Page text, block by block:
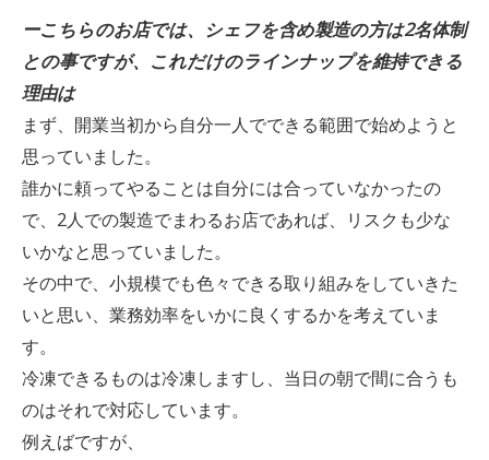
ーこちらのお店では、シェフを含め製造の方は2名体制
との事ですが、これだけのラインナップを維持できる
理由は
まず、開業当初から自分一人でできる範囲で始めようと
思っていました。
誰かに頼ってやることは自分には合っていなかったの
で、2人での製造でまわるお店であれば、リスクも少な
いかなと思っていました。
その中で、小規模でも色々できる取り組みをしていきた
いと思い、業務効率をいかに良くするかを考えていま
す。
冷凍できるものは冷凍しますし、当日の朝で間に合うも
のはそれで対応しています。
例えばですが、